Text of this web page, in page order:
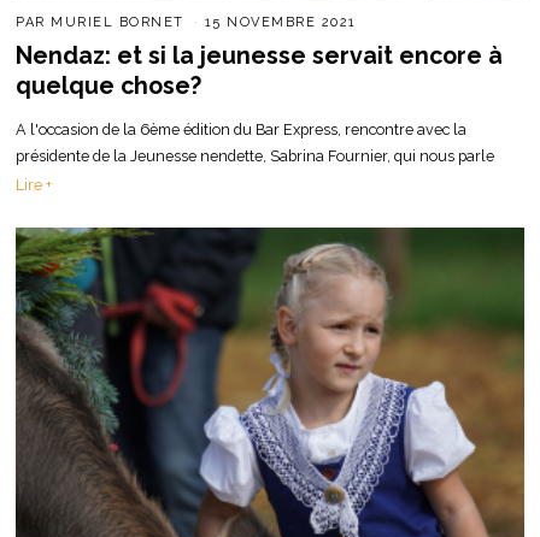
PAR MURIEL BORNET 15 NOVEMBRE 2021
Nendaz: et si la jeunesse servait encore à
quelque chose?
A l'occasion de la 6ème édition du Bar Express, rencontre avec la
présidente de la Jeunesse nendette, Sabrina Fournier, qui nous parle
Lire +